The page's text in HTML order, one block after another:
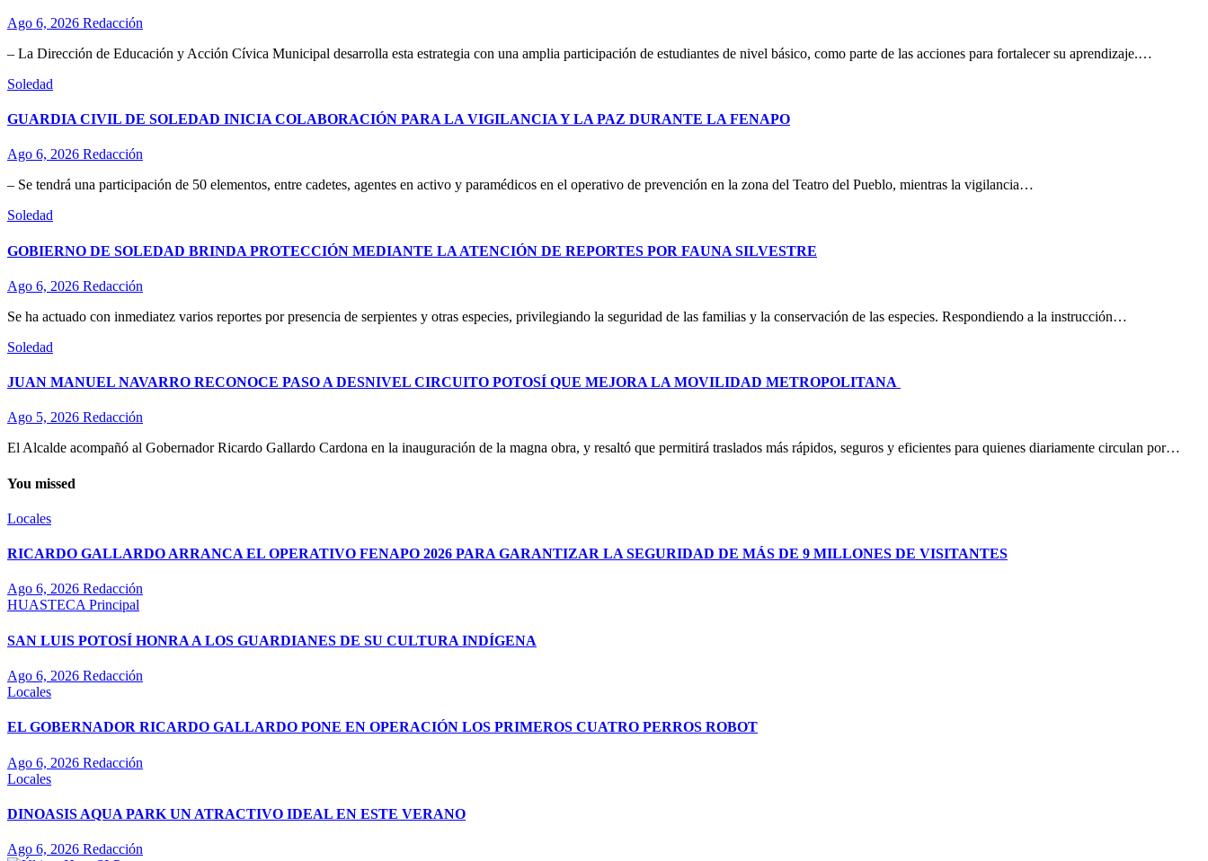
Ago 6, 2026 Redacción
– La Dirección de Educación y Acción Cívica Municipal desarrolla esta estrategia con una amplia participación de estudiantes de nivel básico, como parte de las acciones para fortalecer su aprendizaje.…
Soledad
GUARDIA CIVIL DE SOLEDAD INICIA COLABORACIÓN PARA LA VIGILANCIA Y LA PAZ DURANTE LA FENAPO
Ago 6, 2026 Redacción
– Se tendrá una participación de 50 elementos, entre cadetes, agentes en activo y paramédicos en el operativo de prevención en la zona del Teatro del Pueblo, mientras la vigilancia…
Soledad
GOBIERNO DE SOLEDAD BRINDA PROTECCIÓN MEDIANTE LA ATENCIÓN DE REPORTES POR FAUNA SILVESTRE
Ago 6, 2026 Redacción
Se ha actuado con inmediatez varios reportes por presencia de serpientes y otras especies, privilegiando la seguridad de las familias y la conservación de las especies. Respondiendo a la instrucción…
Soledad
JUAN MANUEL NAVARRO RECONOCE PASO A DESNIVEL CIRCUITO POTOSÍ QUE MEJORA LA MOVILIDAD METROPOLITANA
Ago 5, 2026 Redacción
El Alcalde acompañó al Gobernador Ricardo Gallardo Cardona en la inauguración de la magna obra, y resaltó que permitirá traslados más rápidos, seguros y eficientes para quienes diariamente circulan por…
You missed
Locales
RICARDO GALLARDO ARRANCA EL OPERATIVO FENAPO 2026 PARA GARANTIZAR LA SEGURIDAD DE MÁS DE 9 MILLONES DE VISITANTES
Ago 6, 2026 Redacción
HUASTECAPrincipal
SAN LUIS POTOSÍ HONRA A LOS GUARDIANES DE SU CULTURA INDÍGENA
Ago 6, 2026 Redacción
Locales
EL GOBERNADOR RICARDO GALLARDO PONE EN OPERACIÓN LOS PRIMEROS CUATRO PERROS ROBOT
Ago 6, 2026 Redacción
Locales
DINOASIS AQUA PARK UN ATRACTIVO IDEAL EN ESTE VERANO
Ago 6, 2026 Redacción